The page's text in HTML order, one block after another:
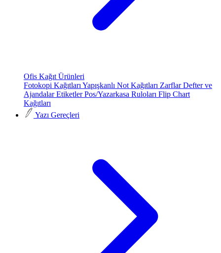
Ofis Kağıt Ürünleri
Fotokopi Kağıtları Yapışkanlı Not Kağıtları ZarflarDefter ve
AjandalarEtiketlerPos/Yazarkasa Ruloları Flip Chart
Kağıtları
Yazı Gereçleri